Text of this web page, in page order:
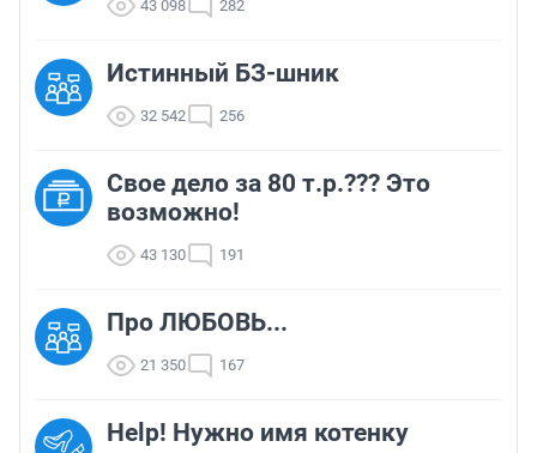
43 098 282
Истинный БЗ-шник
32 542 256
Свое дело за 80 т.р.??? Это
возможно!
43 130 191
Про ЛЮБОВЬ...
21 350 167
Help! Нужно имя котенку